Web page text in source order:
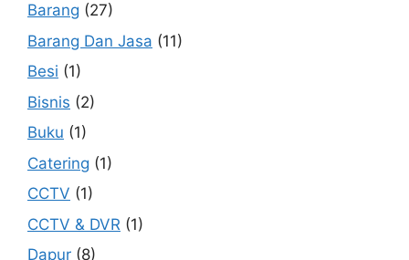
Barang (27)
Barang Dan Jasa (11)
Besi (1)
Bisnis (2)
Buku (1)
Catering (1)
CCTV (1)
CCTV & DVR (1)
Dapur (8)